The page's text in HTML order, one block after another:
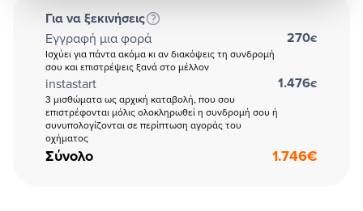
Για να ξεκινήσεις
Εγγραφή μια φορά
Ισχύει για πάντα ακόμα κι αν διακόψεις τη συνδρομή
σου και επιστρέψεις ξανά στο μέλλον
270€
instastart
3 μισθώματα ως αρχική καταβολή, που σου
επιστρέφονται μόλις ολοκληρωθεί η συνδρομή σου ή
συνυπολογίζονται σε περίπτωση αγοράς του
οχήματος
1.476€
Σύνολο 1.746€